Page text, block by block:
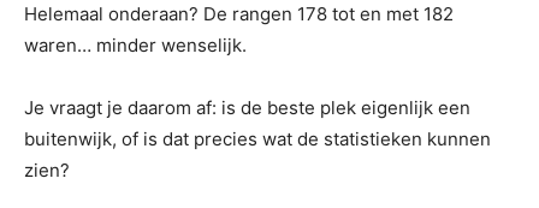
Helemaal onderaan? De rangen 178 tot en met 182
waren… minder wenselijk.
Je vraagt ​​je daarom af: is de beste plek eigenlijk een
buitenwijk, of is dat precies wat de statistieken kunnen
zien?